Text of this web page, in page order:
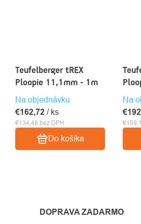
Teufelberger tREX
Ploopie 11,1mm - 1m
Na objednávku
€134,48 bez DPH
€162,72 / ks
Do košíka
Na
VÝPISU
DOPRAVA ZADARMO